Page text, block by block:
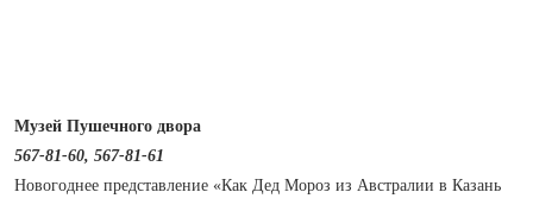
Музей Пушечного двора
567‑81‑60, 567‑81‑61
Новогоднее представление «Как Дед Мороз из Австралии в Казань